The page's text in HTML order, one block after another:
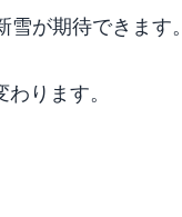
が期待できます。
ります。